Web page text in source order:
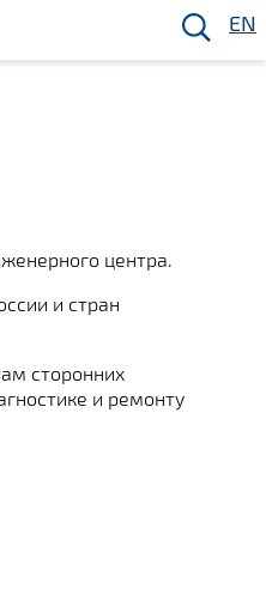
EN
центра.
и стран
сторонних
и ремонту